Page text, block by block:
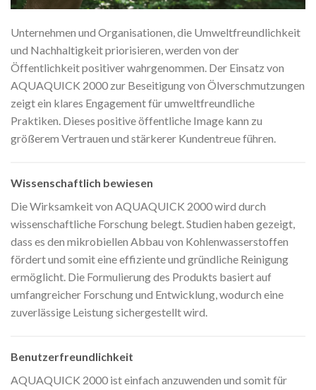
Unternehmen und Organisationen, die Umweltfreundlichkeit
und Nachhaltigkeit priorisieren, werden von der
Öffentlichkeit positiver wahrgenommen. Der Einsatz von
AQUAQUICK 2000 zur Beseitigung von Ölverschmutzungen
zeigt ein klares Engagement für umweltfreundliche
Praktiken. Dieses positive öffentliche Image kann zu
größerem Vertrauen und stärkerer Kundentreue führen.
Wissenschaftlich bewiesen
Die Wirksamkeit von AQUAQUICK 2000 wird durch
wissenschaftliche Forschung belegt. Studien haben gezeigt,
dass es den mikrobiellen Abbau von Kohlenwasserstoffen
fördert und somit eine effiziente und gründliche Reinigung
ermöglicht. Die Formulierung des Produkts basiert auf
umfangreicher Forschung und Entwicklung, wodurch eine
zuverlässige Leistung sichergestellt wird.
Benutzerfreundlichkeit
AQUAQUICK 2000 ist einfach anzuwenden und somit für